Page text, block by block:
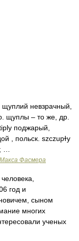
невзрачный,
щуплы – то же, др.
поджарый,
, польск. szczupɫy
…
Макса Фасмера
год и
сыном
многих
ученых